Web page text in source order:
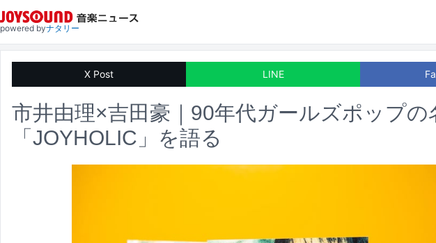
powered byナタリー
X Post LINE
市井由理×吉田豪｜90年代ガールズポップの
「JOYHOLIC」を語る